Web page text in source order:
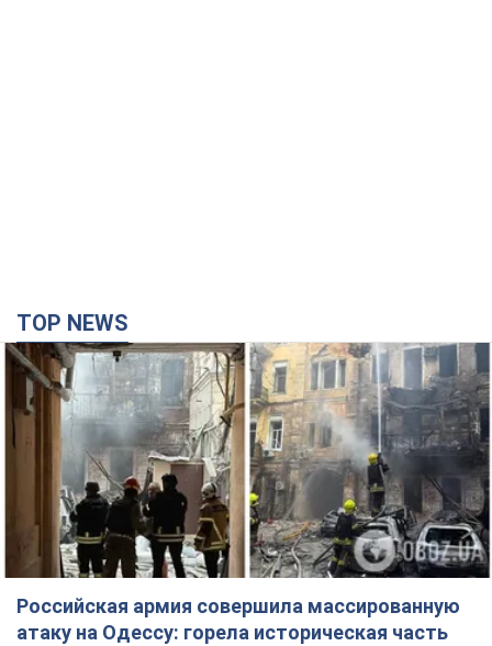
TOP NEWS
Российская армия совершила массированную
атаку на Одессу: горела историческая часть